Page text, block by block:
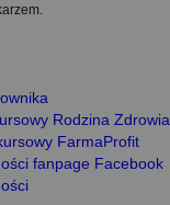
Rodzina Zdrowia
FarmaProfit
fanpage Facebook